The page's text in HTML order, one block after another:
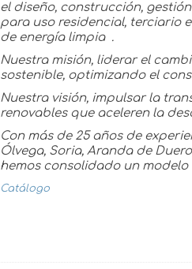
el diseño, construcción,
para uso residencial, terciario
de energía limpia ​ .
Nuestra misión, liderar el
sostenible, optimizando el
Nuestra visión, impulsar la
renovables que aceleren la
Con más de 25 años de
Ólvega, Soria, Aranda de
hemos consolidado un modelo
Catálogo